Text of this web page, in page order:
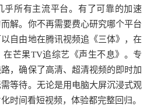
乎所有主流平台。有了可靠的加速
解。你不再需要费心研究哪个平台
自由地在腾讯视频追《三体》，在
在芒果TV追综艺《声生不息》。专
，确保了高清、超清视频的即时加
等待。无论是用电脑大屏沉浸式观
时间看短视频，体验都完整回归。